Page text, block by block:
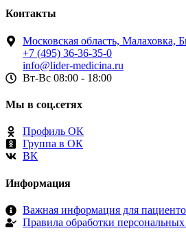
Контакты
Московская область, Малаховка,
+7 (495) 36-36-35-0
info@lider-medicina.ru
Вт-Вс 08:00 - 18:00
Мы в соц.сетях
Профиль ОК
Группа в ОК
ВК
Информация
Важная информация для
Правила обработки